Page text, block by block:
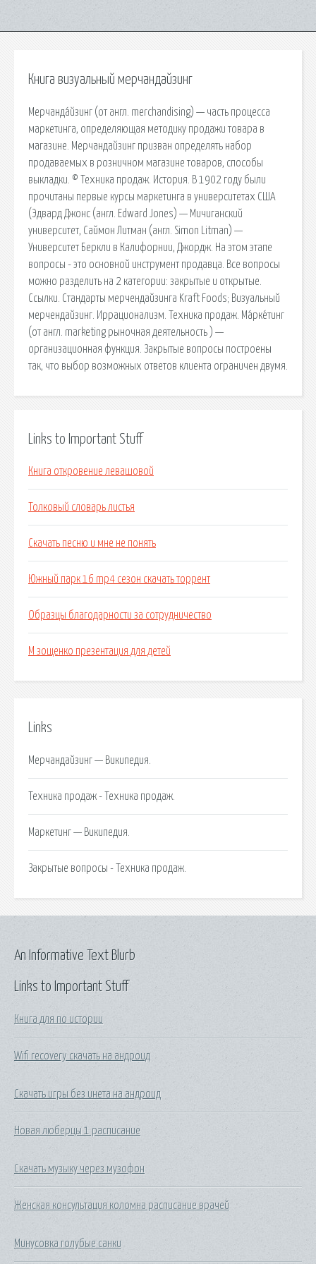
Книга визуальный мерчандайзинг
Мерчанда́йзинг (от англ. merchandising) — часть процесса
маркетинга, определяющая методику продажи товара в
магазине. Мерчандайзинг призван определять набор
продаваемых в розничном магазине товаров, способы
выкладки. © Техника продаж. История. В 1902 году были
прочитаны первые курсы маркетинга в университетах США
(Эдвард Джонс (англ. Edward Jones) — Мичиганский
университет, Саймон Литман (англ. Simon Litman) —
Университет Беркли в Калифорнии, Джордж. На этом этапе
вопросы - это основной инструмент продавца. Все вопросы
можно разделить на 2 категории: закрытые и открытые.
Ссылки. Стандарты мерчендайзинга Kraft Foods; Визуальный
мерчендайзинг. Иррационализм. Техника продаж. Ма́рке́тинг
(от англ. marketing рыночная деятельность ) —
организационная функция. Закрытые вопросы построены
так, что выбор возможных ответов клиента ограничен двумя.
Links to Important Stuff
Книга откровение левашовой
Толковый словарь листья
Скачать песню и мне не понять
Южный парк 16 mp4 сезон скачать торрент
Образцы благодарности за сотрудничество
М зощенко презентация для детей
Links
Мерчандайзинг — Википедия.
Техника продаж - Техника продаж.
Маркетинг — Википедия.
Закрытые вопросы - Техника продаж.
Links to Important Stuff
Книга для по истории
Wifi recovery скачать на андроид
Скачать игры без инета на андроид
Новая люберцы 1 расписание
Скачать музыку через музофон
Женская консультация коломна расписание врачей
Минусовка голубые санки
An Informative Text Blurb